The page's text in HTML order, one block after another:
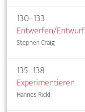
130–133
Entwerfen/Entwurf
Stephen Craig
135–138
Experimentieren
Hannes Rickli